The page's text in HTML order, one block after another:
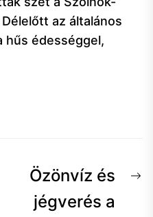
az általános
hűs édességgel,
Özönvíz és
jégverés a